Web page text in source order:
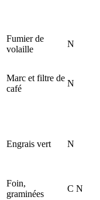
Fumier de
volaille
N
Marc et filtre de
café
N
Engrais vert N
Foin,
graminées
C N